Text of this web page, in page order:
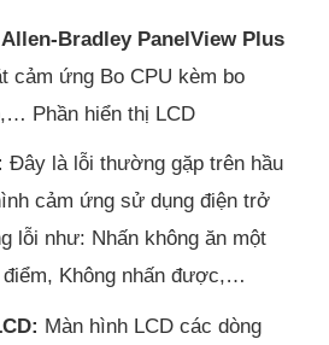
Bradley PanelView Plus
cảm ứng Bo CPU kèm bo
Phần hiển thị LCD
Đây là lỗi thường gặp trên hầu
cảm ứng sử dụng điện trở
lỗi như: Nhấn không ăn một
Không nhấn được,…
Màn hình LCD các dòng